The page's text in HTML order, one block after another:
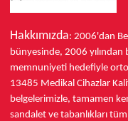
Hakkımızda: 2006'dan
bünyesinde, 2006 yılından
memnuniyeti hedefiyle
13485 Medikal Cihazlar
belgelerimizle, tamamen
sandalet ve tabanlıkları tüm